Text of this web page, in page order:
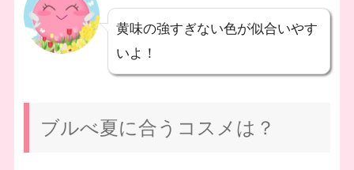
黄味の強すぎない色が似合いやす
いよ！
ブルべ夏に合うコスメは？